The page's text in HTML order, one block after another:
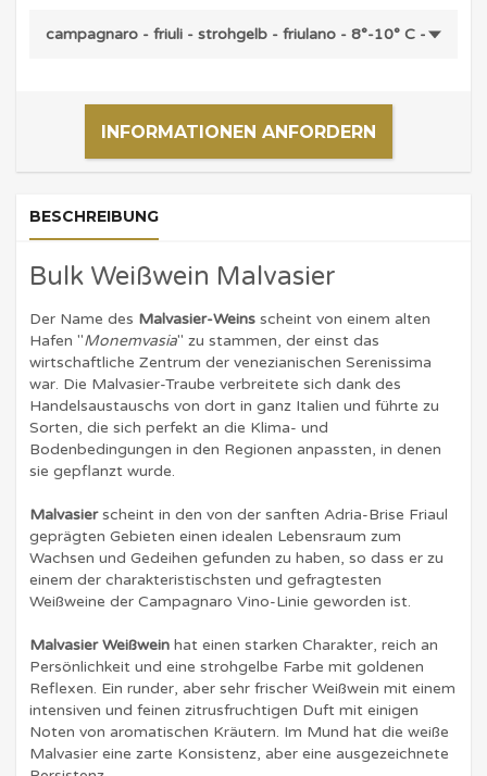
INFORMATIONEN ANFORDERN
BESCHREIBUNG
Bulk Weißwein Malvasier
Der Name des Malvasier-Weins scheint von einem alten
Hafen "Monemvasia" zu stammen, der einst das
wirtschaftliche Zentrum der venezianischen Serenissima
war. Die Malvasier-Traube verbreitete sich dank des
Handelsaustauschs von dort in ganz Italien und führte zu
Sorten, die sich perfekt an die Klima- und
Bodenbedingungen in den Regionen anpassten, in denen
sie gepflanzt wurde.
Malvasierscheint in den von der sanften Adria-Brise Friaul
geprägten Gebieten einen idealen Lebensraum zum
Wachsen und Gedeihen gefunden zu haben, so dass er zu
einem der charakteristischsten und gefragtesten
Weißweine der Campagnaro Vino-Linie geworden ist.
Malvasier Weißwein hat einen starken Charakter, reich an
Persönlichkeit und eine strohgelbe Farbe mit goldenen
Reflexen. Ein runder, aber sehr frischer Weißwein mit einem
intensiven und feinen zitrusfruchtigen Duft mit einigen
Noten von aromatischen Kräutern. Im Mund hat die weiße
Malvasier eine zarte Konsistenz, aber eine ausgezeichnete